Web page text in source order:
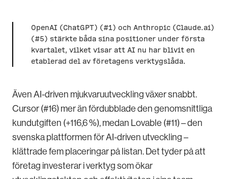
OpenAI (ChatGPT) (#1) och Anthropic (Claude.ai)
(#5) stärkte båda sina positioner under första
kvartalet, vilket visar att AI nu har blivit en
etablerad del av företagens verktygslåda.
Även AI-driven mjukvaruutveckling växer snabbt.
Cursor (#16) mer än fördubblade den genomsnittliga
kundutgiften (+116,6 %), medan Lovable (#11) – den
svenska plattformen för AI-driven utveckling –
klättrade fem placeringar på listan. Det tyder på att
företag investerar i verktyg som ökar